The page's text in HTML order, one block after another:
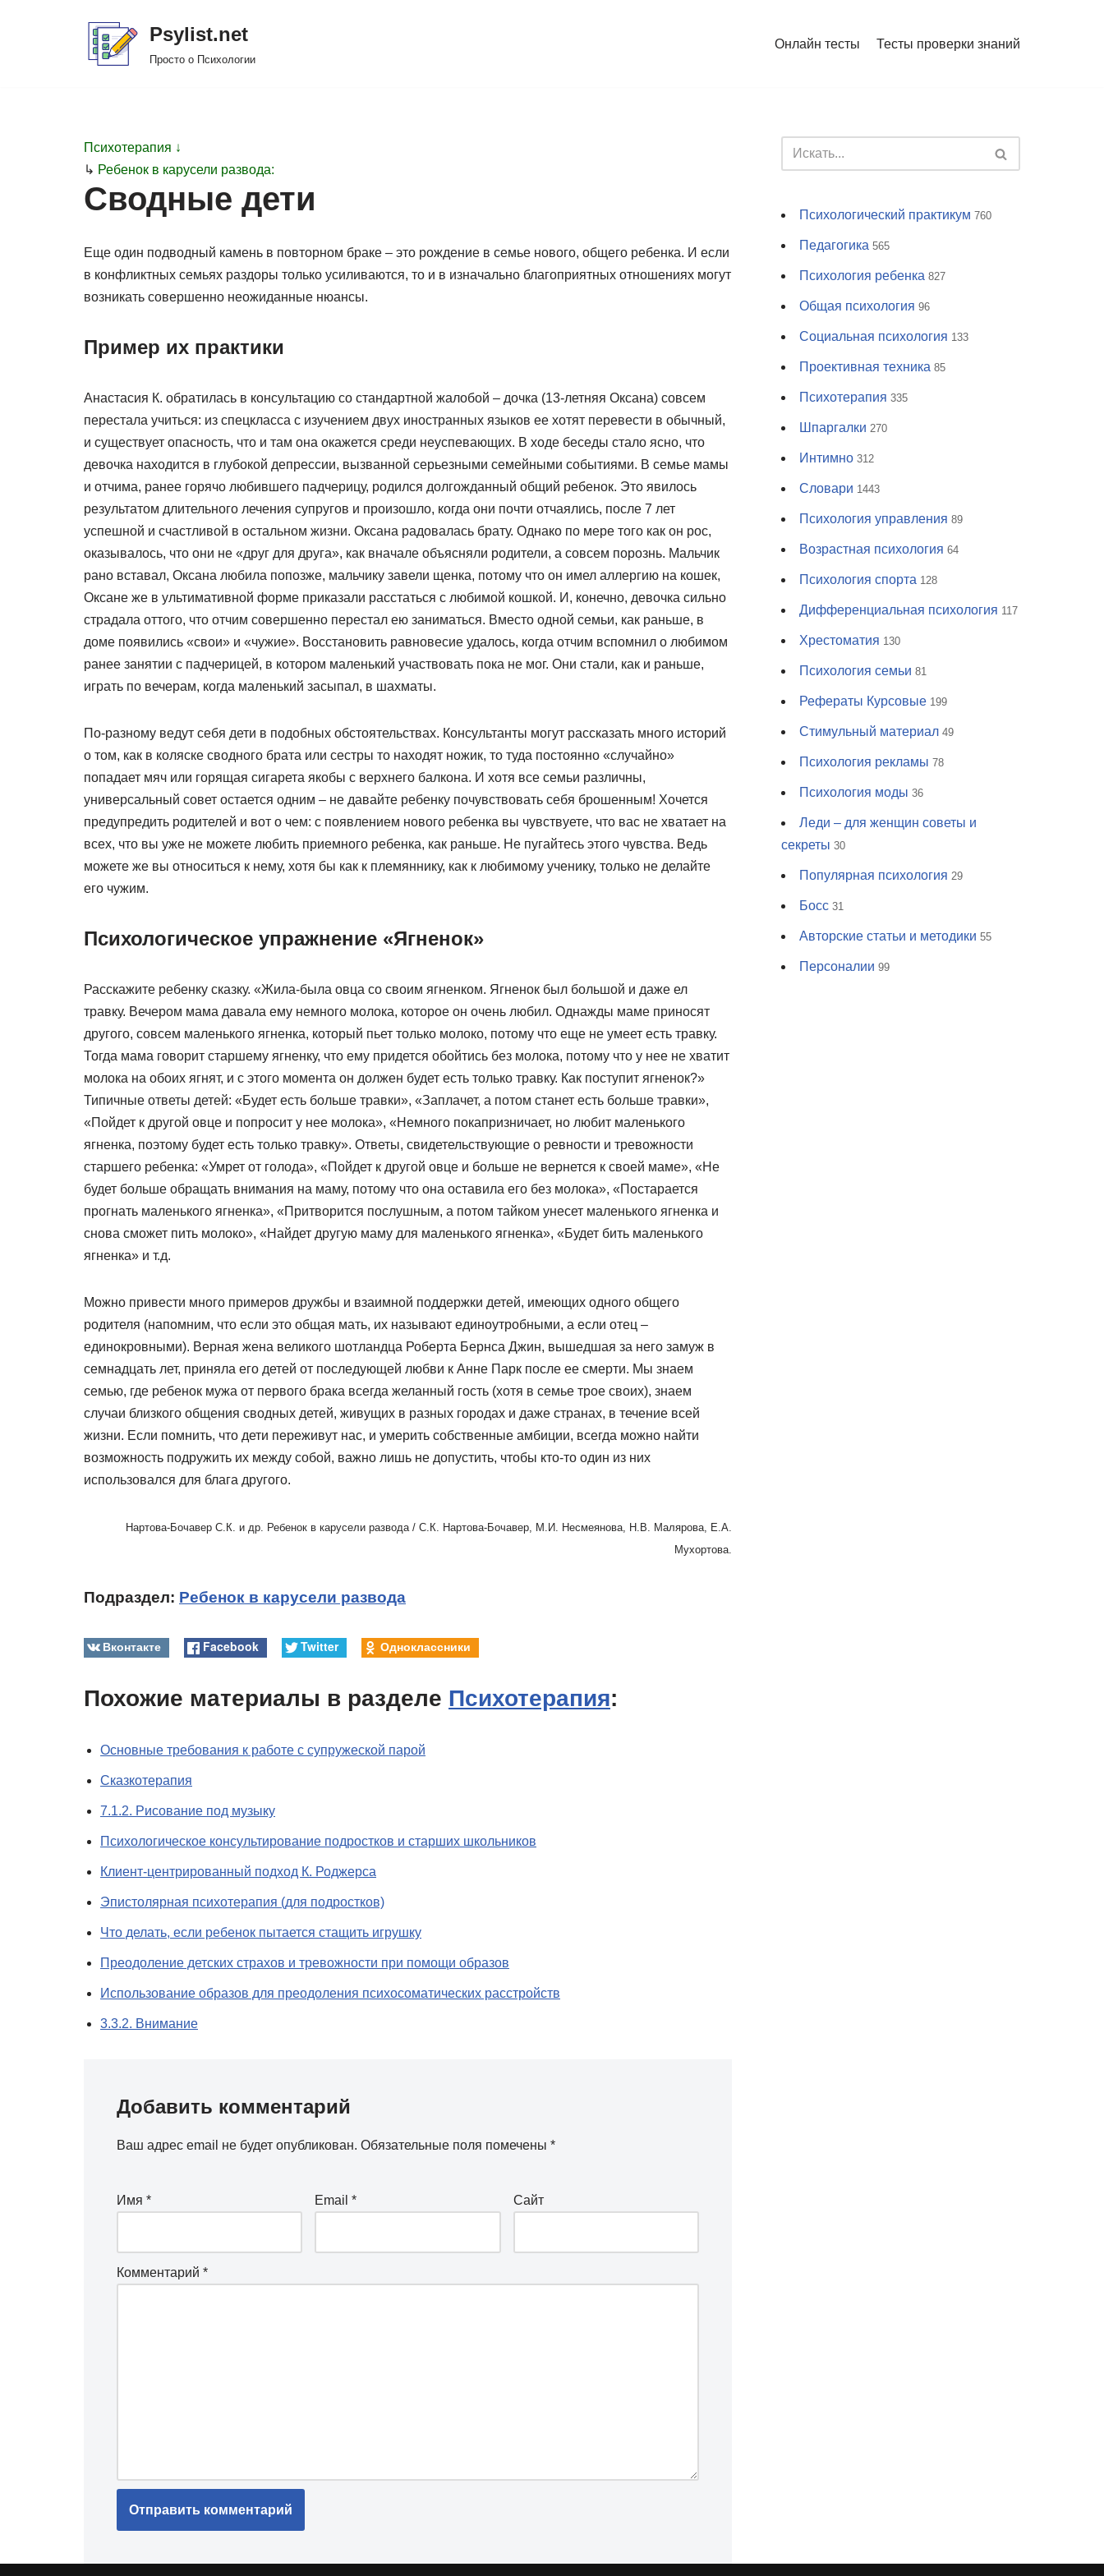
Psylist.net
Просто о Психологии
Онлайн тесты Тесты проверки знаний
Психотерапия ↓
↳ Ребенок в карусели развода:
Сводные дети
Еще один подводный камень в повторном браке – это рождение в семье нового, общего ребенка. И если
в конфликтных семьях раздоры только усиливаются, то и в изначально благоприятных отношениях могут
возникать совершенно неожиданные нюансы.
Пример их практики
Анастасия К. обратилась в консультацию со стандартной жалобой – дочка (13-летняя Оксана) совсем
перестала учиться: из спецкласса с изучением двух иностранных языков ее хотят перевести в обычный,
и существует опасность, что и там она окажется среди неуспевающих. В ходе беседы стало ясно, что
девочка находится в глубокой депрессии, вызванной серьезными семейными событиями. В семье мамы
и отчима, ранее горячо любившего падчерицу, родился долгожданный общий ребенок. Это явилось
результатом длительного лечения супругов и произошло, когда они почти отчаялись, после 7 лет
успешной и счастливой в остальном жизни. Оксана радовалась брату. Однако по мере того как он рос,
оказывалось, что они не «друг для друга», как вначале объясняли родители, а совсем порознь. Мальчик
рано вставал, Оксана любила попозже, мальчику завели щенка, потому что он имел аллергию на кошек,
Оксане же в ультимативной форме приказали расстаться с любимой кошкой. И, конечно, девочка сильно
страдала оттого, что отчим совершенно перестал ею заниматься. Вместо одной семьи, как раньше, в
доме появились «свои» и «чужие». Восстановить равновесие удалось, когда отчим вспомнил о любимом
ранее занятии с падчерицей, в котором маленький участвовать пока не мог. Они стали, как и раньше,
играть по вечерам, когда маленький засыпал, в шахматы.
По-разному ведут себя дети в подобных обстоятельствах. Консультанты могут рассказать много историй
о том, как в коляске сводного брата или сестры то находят ножик, то туда постоянно «случайно»
попадает мяч или горящая сигарета якобы с верхнего балкона. И хотя все семьи различны,
универсальный совет остается одним – не давайте ребенку почувствовать себя брошенным! Хочется
предупредить родителей и вот о чем: с появлением нового ребенка вы чувствуете, что вас не хватает на
всех, что вы уже не можете любить приемного ребенка, как раньше. Не пугайтесь этого чувства. Ведь
можете же вы относиться к нему, хотя бы как к племяннику, как к любимому ученику, только не делайте
его чужим.
Психологическое упражнение «Ягненок»
Расскажите ребенку сказку. «Жила-была овца со своим ягненком. Ягненок был большой и даже ел
травку. Вечером мама давала ему немного молока, которое он очень любил. Однажды маме приносят
другого, совсем маленького ягненка, который пьет только молоко, потому что еще не умеет есть травку.
Тогда мама говорит старшему ягненку, что ему придется обойтись без молока, потому что у нее не хватит
молока на обоих ягнят, и с этого момента он должен будет есть только травку. Как поступит ягненок?»
Типичные ответы детей: «Будет есть больше травки», «Заплачет, а потом станет есть больше травки»,
«Пойдет к другой овце и попросит у нее молока», «Немного покапризничает, но любит маленького
ягненка, поэтому будет есть только травку». Ответы, свидетельствующие о ревности и тревожности
старшего ребенка: «Умрет от голода», «Пойдет к другой овце и больше не вернется к своей маме», «Не
будет больше обращать внимания на маму, потому что она оставила его без молока», «Постарается
прогнать маленького ягненка», «Притворится послушным, а потом тайком унесет маленького ягненка и
снова сможет пить молоко», «Найдет другую маму для маленького ягненка», «Будет бить маленького
ягненка» и т.д.
Можно привести много примеров дружбы и взаимной поддержки детей, имеющих одного общего
родителя (напомним, что если это общая мать, их называют единоутробными, а если отец –
единокровными). Верная жена великого шотландца Роберта Бернса Джин, вышедшая за него замуж в
семнадцать лет, приняла его детей от последующей любви к Анне Парк после ее смерти. Мы знаем
семью, где ребенок мужа от первого брака всегда желанный гость (хотя в семье трое своих), знаем
случаи близкого общения сводных детей, живущих в разных городах и даже странах, в течение всей
жизни. Если помнить, что дети переживут нас, и умерить собственные амбиции, всегда можно найти
возможность подружить их между собой, важно лишь не допустить, чтобы кто-то один из них
использовался для блага другого.
Нартова-Бочавер С.К. и др. Ребенок в карусели развода / С.К. Нартова-Бочавер, М.И. Несмеянова, Н.В. Малярова, Е.А.
Мухортова.
Подраздел: Ребенок в карусели развода
Вконтакте Facebook Twitter Одноклассники
Похожие материалы в разделе Психотерапия:
Основные требования к работе с супружеской парой
Сказкотерапия
7.1.2. Рисование под музыку
Психологическое консультирование подростков и старших школьников
Клиент-центрированный подход К. Роджерса
Эпистолярная психотерапия (для подростков)
Что делать, если ребенок пытается стащить игрушку
Преодоление детских страхов и тревожности при помощи образов
Использование образов для преодоления психосоматических расстройств
3.3.2. Внимание
Добавить комментарий
Ваш адрес email не будет опубликован. Обязательные поля помечены *
Имя * Email* Сайт
Комментарий *
Психологический практикум 760
Педагогика 565
Психология ребенка 827
Общая психология 96
Социальная психология 133
Проективная техника 85
Психотерапия 335
Шпаргалки 270
Интимно 312
Словари 1443
Психология управления 89
Возрастная психология 64
Психология спорта 128
Дифференциальная психология 117
Хрестоматия 130
Психология семьи 81
Рефераты Курсовые 199
Стимульный материал 49
Психология рекламы 78
Психология моды 36
Леди – для женщин советы и
секреты 30
Популярная психология 29
Босс 31
Авторские статьи и методики 55
Персоналии 99